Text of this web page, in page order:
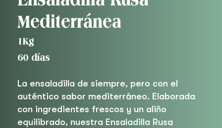
Mediterránea
1Kg
60 días
La ensaladilla de siempre, pero con el
auténtico sabor mediterráneo. Elaborada
con ingredientes frescos y un aliño
equilibrado, nuestra Ensaladilla Rusa